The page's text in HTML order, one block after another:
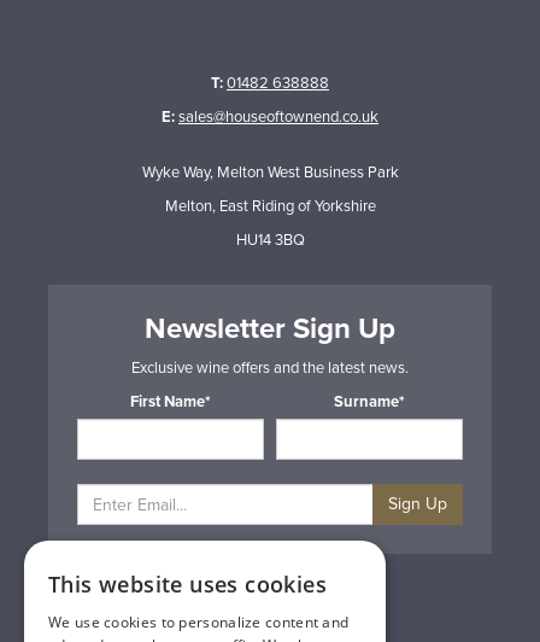
T:01482 638888
E:sales@houseoftownend.co.uk
Wyke Way, Melton West Business Park
Melton, East Riding of Yorkshire
HU14 3BQ
Newsletter Sign Up
Exclusive wine offers and the latest news.
First Name*
Surname*
Sign Up
Privacy & Cookie Policy
Gift Cards
This website uses cookies
We use cookies to personalize content and